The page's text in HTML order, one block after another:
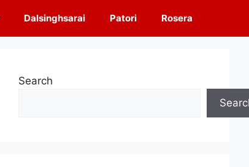
Dalsinghsarai Patori Rosera
Search